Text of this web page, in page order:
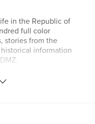
in the Republic of
full color
stories from the
information